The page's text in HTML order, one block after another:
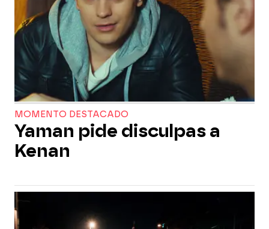
MOMENTO DESTACADO
Yaman pide disculpas a
Kenan